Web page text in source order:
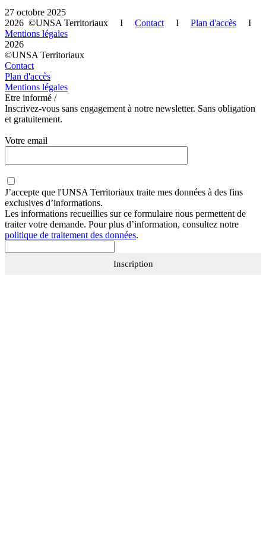
27 octobre 2025
2026 ©UNSA Territoriaux I Contact I Plan d'accès I
Mentions légales
2026
©UNSA Territoriaux
Contact
Plan d'accès
Mentions légales
Etre informé /
Inscrivez-vous sans engagement à notre newsletter. Sans obligation
et gratuitement.
Votre email
J’accepte que l'UNSA Territoriaux traite mes données à des fins
exclusives d’informations.
Les informations recueillies sur ce formulaire nous permettent de
traiter votre demande. Pour plus d’information, consultez notre
politique de traitement des données.
Inscription